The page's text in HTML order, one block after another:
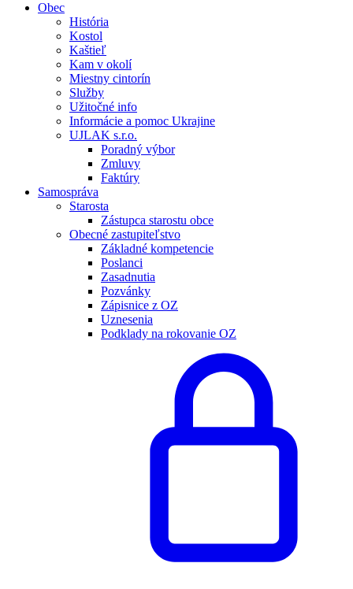
Obec
História
Kostol
Kaštieľ
Kam v okolí
Miestny cintorín
Služby
Užitočné info
Informácie a pomoc Ukrajine
UJLAK s.r.o.
Poradný výbor
Zmluvy
Faktúry
Samospráva
Starosta
Zástupca starostu obce
Obecné zastupiteľstvo
Základné kompetencie
Poslanci
Zasadnutia
Pozvánky
Zápisnice z OZ
Uznesenia
Podklady na rokovanie OZ